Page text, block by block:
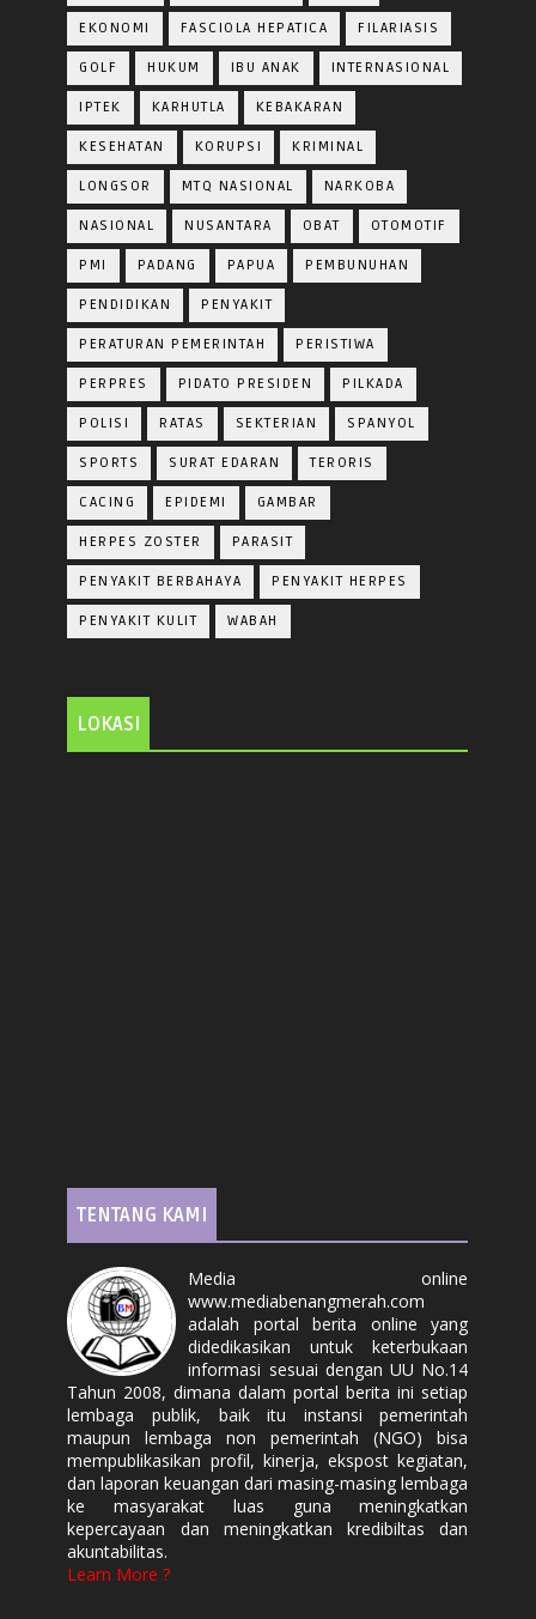
EKONOMI FASCIOLA HEPATICA FILARIASIS
GOLF HUKUM IBU ANAK INTERNASIONAL
IPTEK KARHUTLA KEBAKARAN
KESEHATAN KORUPSI KRIMINAL
LONGSOR MTQ NASIONAL NARKOBA
NASIONAL NUSANTARA OBAT OTOMOTIF
PMI PADANG PAPUA PEMBUNUHAN
PENDIDIKAN PENYAKIT
PERATURAN PEMERINTAH PERISTIWA
PERPRES PIDATO PRESIDEN PILKADA
POLISI RATAS SEKTERIAN SPANYOL
SPORTS SURAT EDARAN TERORIS
CACING EPIDEMI GAMBAR
HERPES ZOSTER PARASIT
PENYAKIT BERBAHAYA PENYAKIT HERPES
PENYAKIT KULIT WABAH
LOKASI
TENTANG KAMI
Media online
www.mediabenangmerah.com
adalah portal berita online yang
didedikasikan untuk keterbukaan
informasi sesuai dengan UU No.14
Tahun 2008, dimana dalam portal berita ini setiap
lembaga publik, baik itu instansi pemerintah
maupun lembaga non pemerintah (NGO) bisa
mempublikasikan profil, kinerja, ekspost kegiatan,
dan laporan keuangan dari masing-masing lembaga
ke masyarakat luas guna meningkatkan
kepercayaan dan meningkatkan kredibiltas dan
akuntabilitas.
Learn More ?